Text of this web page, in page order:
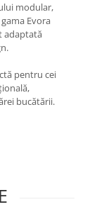
modular,
Evora
adaptată
pentru cei
bucătării.